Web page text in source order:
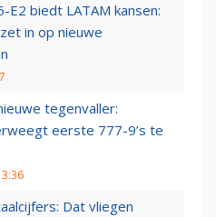
E2 biedt LATAM kansen:
in op nieuwe
tegenvaller:
eerste 777-9’s te
Dat vliegen